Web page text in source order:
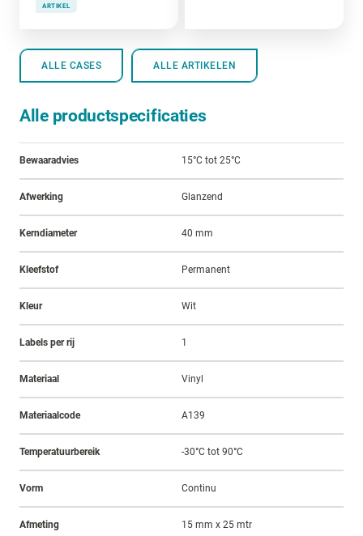
ARTIKEL
ALLE CASES ALLE ARTIKELEN
Alle productspecificaties
Bewaaradvies 15°C tot 25°C
Afwerking Glanzend
Kerndiameter 40 mm
Kleefstof Permanent
Kleur Wit
Labels per rij 1
Materiaal Vinyl
Materiaalcode A139
Temperatuurbereik -30°C tot 90°C
Vorm Continu
Afmeting 15 mm x 25 mtr